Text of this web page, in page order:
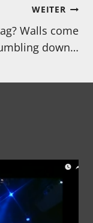
WEITER
Walls come
down…